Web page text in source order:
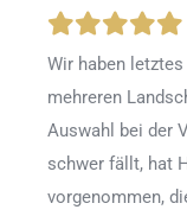
Wir haben
mehreren
Auswahl bei der
schwer fällt, hat
vorgenommen,